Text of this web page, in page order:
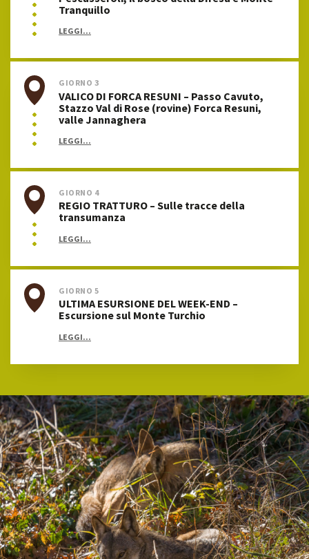
Tranquillo
LEGGI...
GIORNO 3
VALICO DI FORCA RESUNI – Passo Cavuto,
Stazzo Val di Rose (rovine) Forca Resuni,
valle Jannaghera
LEGGI...
GIORNO 4
REGIO TRATTURO – Sulle tracce della
transumanza
LEGGI...
GIORNO 5
ULTIMA ESURSIONE DEL WEEK-END –
Escursione sul Monte Turchio
LEGGI...